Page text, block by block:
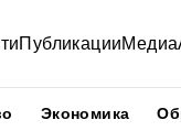
ПубликацииМедиа
Экономика